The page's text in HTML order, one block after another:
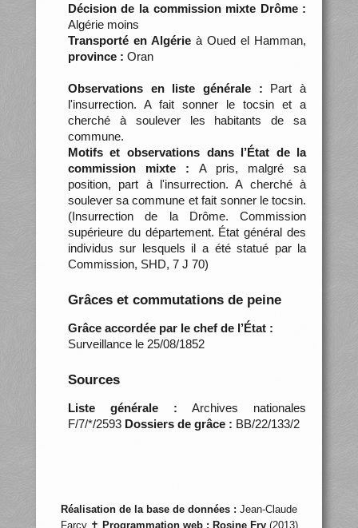
Décision de la commission mixte Drôme :
Algérie moins
Transporté en Algérieà Oued el Hamman,
province : Oran
Observations en liste générale : Part à
l'insurrection. A fait sonner le tocsin et a
cherché à soulever les habitants de sa
commune.
Motifs et observations dans l’État de la
commission mixte : A pris, malgré sa
position, part à l'insurrection. A cherché à
soulever sa commune et fait sonner le tocsin.
(Insurrection de la Drôme. Commission
supérieure du département. État général des
individus sur lesquels il a été statué par la
Commission, SHD, 7 J 70)
Grâces et commutations de peine
Grâce accordée par le chef de l’État :
Surveillance le 25/08/1852
Sources
Liste générale : Archives nationales
F/7/*/2593 Dossiers de grâce : BB/22/133/2
Réalisation de la base de données : Jean-Claude
Farcy ✝ Programmation web : Rosine Fry(2013)